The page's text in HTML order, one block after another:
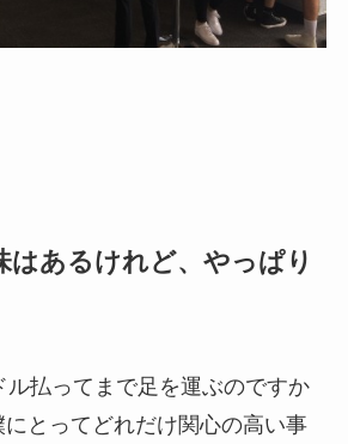
はあるけれど、やっぱり
ル払ってまで足を運ぶのですか
にとってどれだけ関心の高い事